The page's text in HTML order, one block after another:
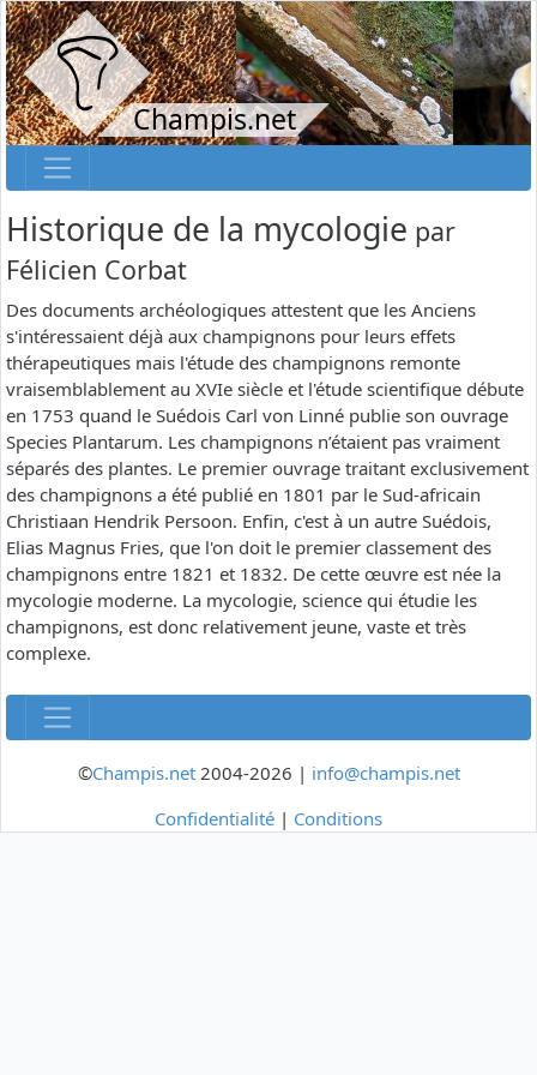
Champis.net
Historique de la mycologie par
Félicien Corbat
Des documents archéologiques attestent que les Anciens
s'intéressaient déjà aux champignons pour leurs effets
thérapeutiques mais l'étude des champignons remonte
vraisemblablement au XVIe siècle et l'étude scientifique débute
en 1753 quand le Suédois Carl von Linné publie son ouvrage
Species Plantarum. Les champignons n’étaient pas vraiment
séparés des plantes. Le premier ouvrage traitant exclusivement
des champignons a été publié en 1801 par le Sud-africain
Christiaan Hendrik Persoon. Enfin, c'est à un autre Suédois,
Elias Magnus Fries, que l'on doit le premier classement des
champignons entre 1821 et 1832. De cette œuvre est née la
mycologie moderne. La mycologie, science qui étudie les
champignons, est donc relativement jeune, vaste et très
complexe.
©Champis.net2004-2026 | info@champis.net
Confidentialité | Conditions